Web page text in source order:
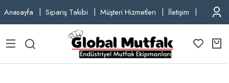
Anasayfa Sipariş Takibi Müşteri Hizmetleri İletişim TEL: